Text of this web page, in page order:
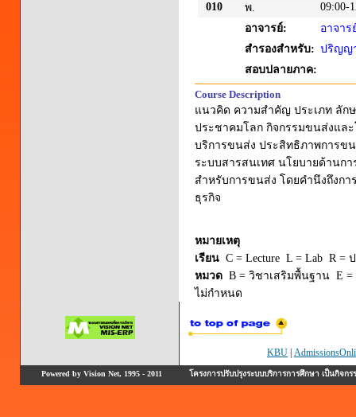
010
พ.
09:00-
อาจารย์:
อาจาร
สำรองสำหรับ: ปริญญ
สอบปลายภาค:
Course Description
แนวคิด ความสำคัญ ประเภท ลัก
ประชาคมโลก กิจกรรมขนส่งแล
บริการขนส่ง ประสิทธิภาพการข
ระบบสารสนเทศ นโยบายด้านกา
สำหรับการขนส่ง โดยคำนึงถึงก
ธุรกิจ
หมายเหตุ
เรียน C = Lecture L = Lab R =
หมวด B = วิชาเสริมพื้นฐาน E
ไม่กำหนด
KBU
Powered by Vision Net, 1995 - 2011 โครงการปรับปรุงระบบบริการการศึกษา เป็นกิ